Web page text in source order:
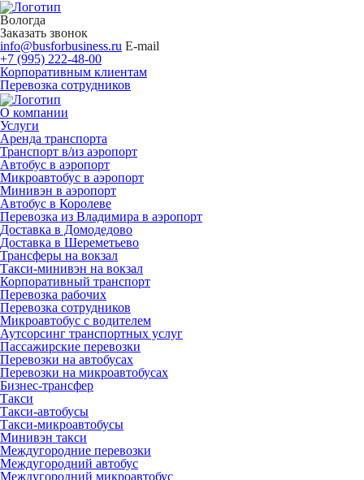
Вологда
Заказать звонок
info@busforbusiness.ru E-mail
+7 (995) 222-48-00
Корпоративным клиентам
Перевозка сотрудников
О компании
Услуги
Аренда транспорта
Транспорт в/из аэропорт
Автобус в аэропорт
Микроавтобус в аэропорт
Минивэн в аэропорт
Автобус в Королеве
Перевозка из Владимира в аэропорт
Доставка в Домодедово
Доставка в Шереметьево
Трансферы на вокзал
Такси-минивэн на вокзал
Корпоративный транспорт
Перевозка рабочих
Перевозка сотрудников
Микроавтобус с водителем
Аутсорсинг транспортных услуг
Пассажирские перевозки
Перевозки на автобусах
Перевозки на микроавтобусах
Бизнес-трансфер
Такси
Такси-автобусы
Такси-микроавтобусы
Минивэн такси
Междугородние перевозки
Междугородний автобус
Междугородний микроавтобус